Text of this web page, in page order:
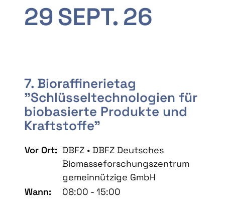
29SEPT. 26
7. Bioraffinerietag
"Schlüsseltechnologien für
biobasierte Produkte und
Kraftstoffe"
Vor Ort: DBFZ • DBFZ Deutsches
Biomasseforschungszentrum
gemeinnützige GmbH
Wann:
08:00 - 15:00